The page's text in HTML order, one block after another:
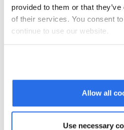
provided to them or that
of their services. You consent
continue to use our website.
Allow all
Use necessary
Das Logo von bookingtime
Formaten für Print und
bookingtime Logo